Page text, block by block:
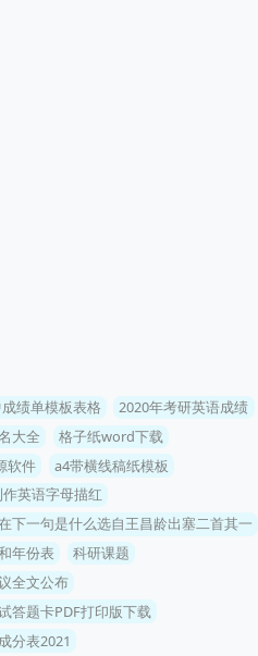
绩单模板表格
2020年考研英语成绩
大全
格子纸word下载
软件
a4带横线稿纸模板
英语字母描红
下一句是什么选自王昌龄出塞二首其一
年份表
科研课题
全文公布
答题卡PDF打印版下载
分表2021